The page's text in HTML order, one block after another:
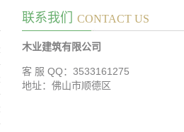
联系我们 CONTACT US
木业建筑有限公司
客 服 QQ：3533161275
地址：佛山市顺德区